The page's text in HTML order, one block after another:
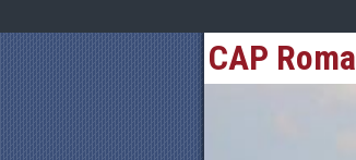
CAP Roma